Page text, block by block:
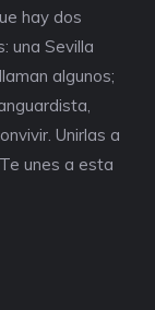
hay dos
una Sevilla
algunos;
Unirlas a
unes a esta